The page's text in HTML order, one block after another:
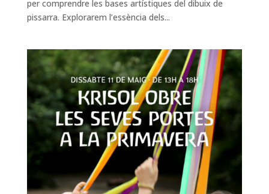
per comprendre les bases artístiques del dibuix de
pissarra. Explorarem l’essència dels...